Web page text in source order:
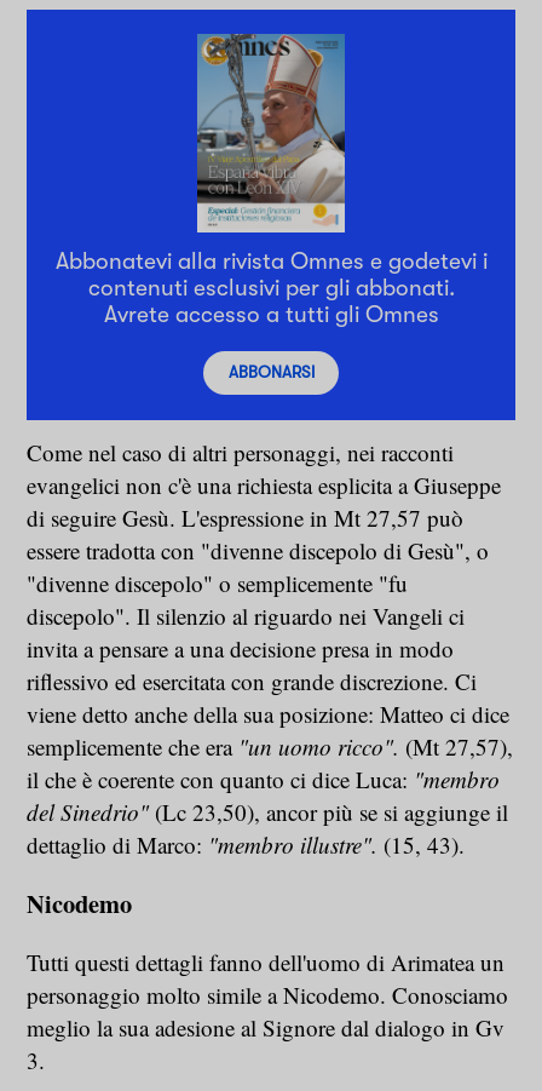
Abbonatevi alla rivista Omnes e godetevi i
contenuti esclusivi per gli abbonati.
Avrete accesso a tutti gli Omnes
ABBONARSI
Come nel caso di altri personaggi, nei racconti
evangelici non c'è una richiesta esplicita a Giuseppe
di seguire Gesù. L'espressione in Mt 27,57 può
essere tradotta con "divenne discepolo di Gesù", o
"divenne discepolo" o semplicemente "fu
discepolo". Il silenzio al riguardo nei Vangeli ci
invita a pensare a una decisione presa in modo
riflessivo ed esercitata con grande discrezione. Ci
viene detto anche della sua posizione: Matteo ci dice
semplicemente che era "un uomo ricco". (Mt 27,57),
il che è coerente con quanto ci dice Luca: "membro
del Sinedrio"(Lc 23,50), ancor più se si aggiunge il
dettaglio di Marco: "membro illustre". (15, 43).
Nicodemo
Tutti questi dettagli fanno dell'uomo di Arimatea un
personaggio molto simile a Nicodemo. Conosciamo
meglio la sua adesione al Signore dal dialogo in Gv
3.